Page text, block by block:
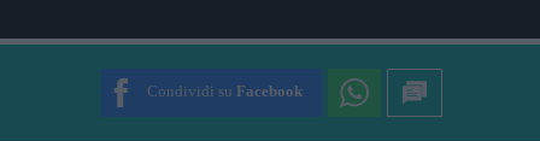
Condividi su Facebook